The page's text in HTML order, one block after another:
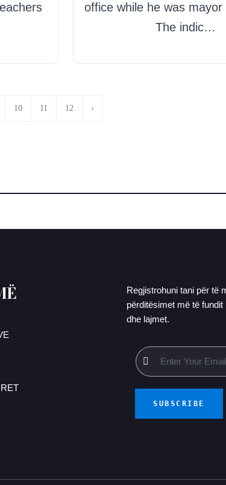
office while he was mayor
The indic…
10 11 12 ›
Regjistrohuni tani për të
përditësimet më të
dhe lajmet.
SUBSCRIBE